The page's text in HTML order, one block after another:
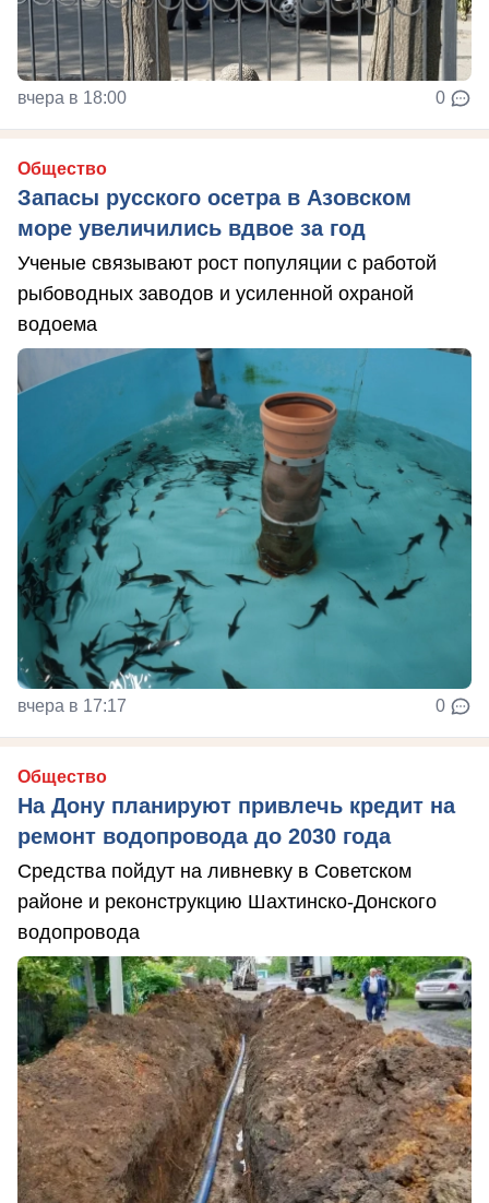
вчера в 18:00 0
Общество
Запасы русского осетра в Азовском
море увеличились вдвое за год
Ученые связывают рост популяции с работой
рыбоводных заводов и усиленной охраной
водоема
вчера в 17:17 0
Общество
На Дону планируют привлечь кредит на
ремонт водопровода до 2030 года
Средства пойдут на ливневку в Советском
районе и реконструкцию Шахтинско-Донского
водопровода